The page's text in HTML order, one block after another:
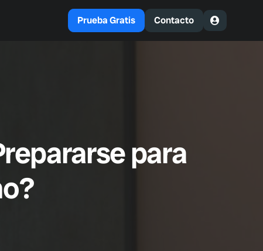
Prueba Gratis Contacto
para